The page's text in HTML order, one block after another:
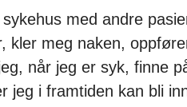
med andre
kler meg naken,
når jeg er syk, finne
jeg i framtiden kan bli